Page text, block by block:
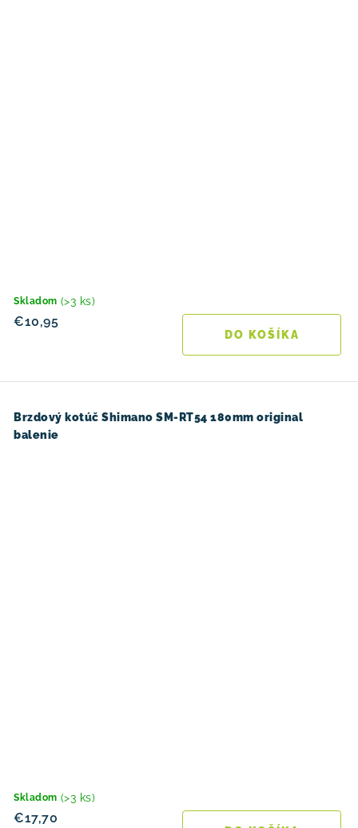
Skladom (>3 ks)
€10,95
DO KOŠÍKA
Brzdový kotúč Shimano SM-RT54 180mm original
balenie
Skladom (>3 ks)
€17,70